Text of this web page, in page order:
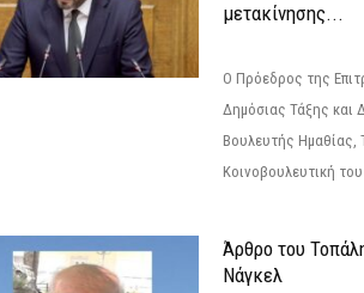
μετακίνησης...
Ο Πρόεδρος της
Δημόσιας Τάξης και
Βουλευτής
Κοινοβουλευτική
Άρθρο του
Νάγκελ